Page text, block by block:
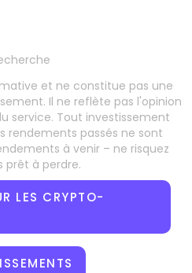
et ne constitue pas une
Il ne reflète pas l'opinion
service. Tout investissement
rendements passés ne sont
à venir – ne risquez
prêt à perdre.
LES CRYPTO-